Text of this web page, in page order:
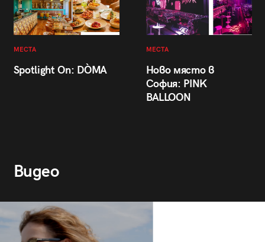
МЕСТА
Spotlight On: DÒMA
МЕСТА
Ново място в
София: PINK
BALLOON
Видео